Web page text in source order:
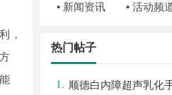
，
• 新闻资讯 • 活动频
热门帖子
1. 顺德白内障超声乳化